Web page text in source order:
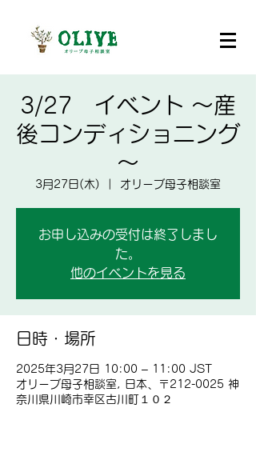
3/27 イベント ～産
後コンディショニング
～
3月27日(木) オリーブ母子相談室
お申し込みの受付は終了しまし
た。
他のイベントを見る
日時・場所
2025年3月27日 10:00 – 11:00 JST
オリーブ母子相談室, 日本、〒212-0025 神
奈川県川崎市幸区古川町１０２